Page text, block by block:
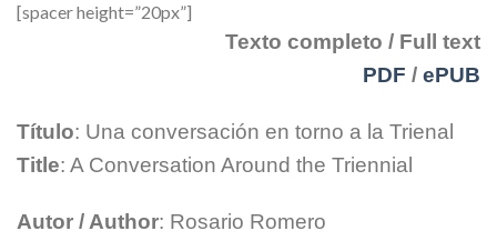
[spacer height=”20px”]
Texto completo / Full text
PDF / ePUB
Título: Una conversación en torno a la Trienal
Title: A Conversation Around the Triennial
Autor / Author: Rosario Romero